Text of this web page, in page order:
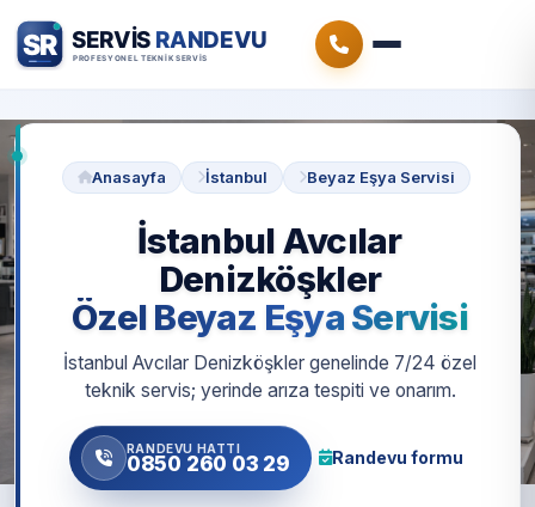
Anasayfa İstanbul Beyaz Eşya Servisi
İstanbul Avcılar
Denizköşkler
Özel Beyaz Eşya Servisi
İstanbul Avcılar Denizköşkler genelinde 7/24 özel
teknik servis; yerinde arıza tespiti ve onarım.
RANDEVU HATTI
0850 260 03 29 Randevu formu